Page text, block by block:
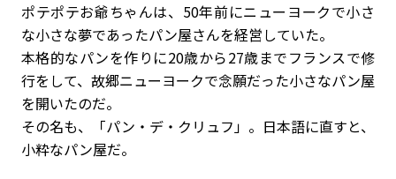
ポテポテお爺ちゃんは、50年前にニューヨークで小さ
な小さな夢であったパン屋さんを経営していた。
本格的なパンを作りに20歳から27歳までフランスで修
行をして、故郷ニューヨークで念願だった小さなパン屋
を開いたのだ。
その名も、「パン・デ・クリュフ」。日本語に直すと、
小粋なパン屋だ。